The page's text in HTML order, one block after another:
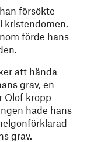
försökte
kristendomen.
förde hans
att hända
grav, en
Olof kropp
hade hans
grav.